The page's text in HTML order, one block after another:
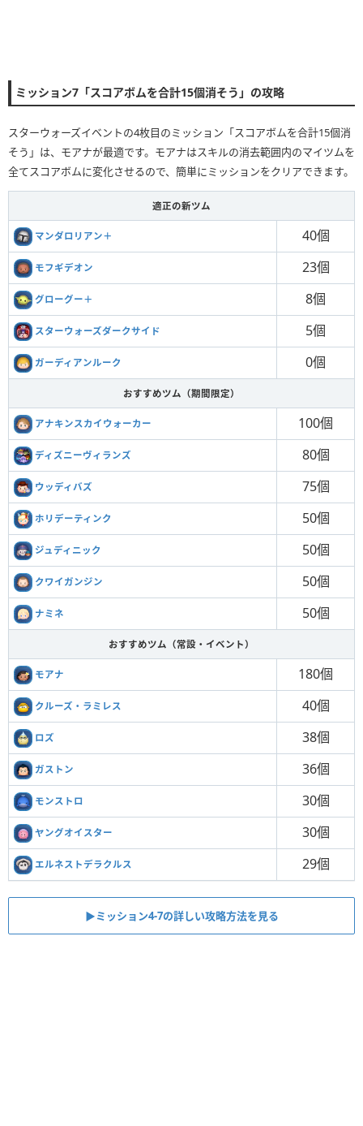
ミッション7「スコアボムを合計15個消そう」の攻略
スターウォーズイベントの4枚目のミッション「スコアボムを合計15個消
そう」は、モアナが最適です。モアナはスキルの消去範囲内のマイツムを
全てスコアボムに変化させるので、簡単にミッションをクリアできます。
適正の新ツム
マンダロリアン＋ 40個
モフギデオン 23個
グローグー＋ 8個
スターウォーズダークサイド 5個
ガーディアンルーク 0個
おすすめツム（期間限定）
アナキンスカイウォーカー 100個
ディズニーヴィランズ 80個
ウッディバズ 75個
ホリデーティンク 50個
ジュディニック 50個
クワイガンジン 50個
ナミネ 50個
おすすめツム（常設・イベント）
モアナ 180個
クルーズ・ラミレス 40個
ロズ 38個
ガストン 36個
モンストロ 30個
ヤングオイスター 30個
エルネストデラクルス 29個
▶︎ミッション4-7の詳しい攻略方法を見る